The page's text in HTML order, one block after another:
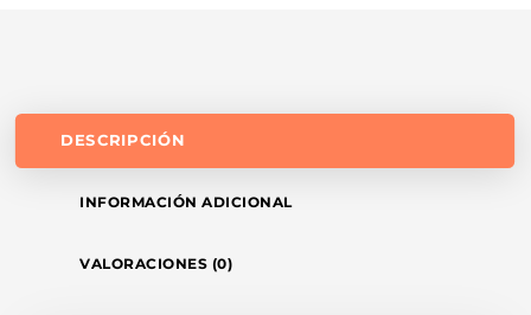
DESCRIPCIÓN
INFORMACIÓN ADICIONAL
VALORACIONES (0)